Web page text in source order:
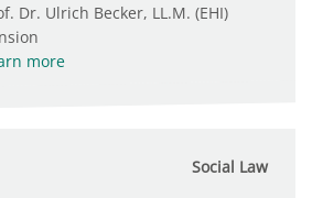
Dr. Ulrich Becker, LL.M. (EHI)
more
Social Law